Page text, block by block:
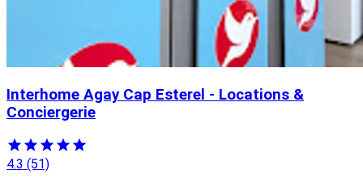
Interhome Agay Cap Esterel - Locations &
Conciergerie
4.3 (51)